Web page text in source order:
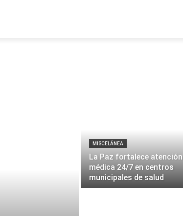
MISCELÁNEA
La Paz fortalece atención
médica 24/7 en centros
municipales de salud